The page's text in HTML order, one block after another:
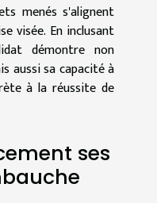
menés s'alignent
visée. En inclusant
démontre non
aussi sa capacité à
à la réussite de
ses